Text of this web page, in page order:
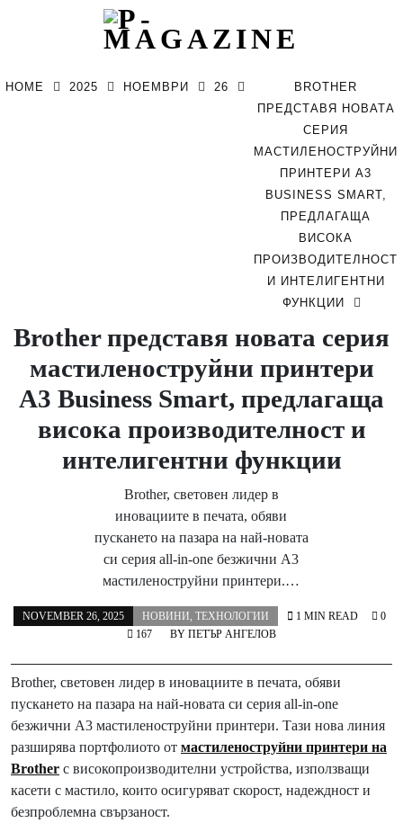
toHOME 2025 НОЕМВРИ 26
BROTHER
ПРЕДСТАВЯ НОВАТА
СЕРИЯ
МАСТИЛЕНОСТРУЙНИ
ПРИНТЕРИ A3
BUSINESS SMART,
ПРЕДЛАГАЩА
ВИСОКА
ПРОИЗВОДИТЕЛНОСТ
И ИНТЕЛИГЕНТНИ
ФУНКЦИИ
Brother представя новата серия
мастиленоструйни принтери
A3 Business Smart, предлагаща
висока производителност и
интелигентни функции
Brother, световен лидер в
иновациите в печата, обяви
пускането на пазара на най-новата
си серия all-in-one безжични A3
мастиленоструйни принтери.…
NOVEMBER 26, 2025 НОВИНИ, ТЕХНОЛОГИИ
BY ПЕТЪР АНГЕЛОВ
1 MIN READ
0
167
Brother, световен лидер в иновациите в печата, обяви
пускането на пазара на най-новата си серия all-in-one
безжични A3 мастиленоструйни принтери. Тази нова линия
разширява портфолиото от мастиленоструйни принтери на
Brother с високопроизводителни устройства, използващи
касети с мастило, които осигуряват скорост, надеждност и
безпроблемна свързаност.